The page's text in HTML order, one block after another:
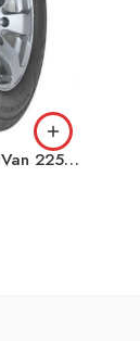
Toyo Nano Energy Van 225/75 R16C 121R літня шина